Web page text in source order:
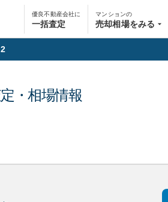
優良不動産会社に
一括査定
マンションの
売却相場をみる
・相場情報